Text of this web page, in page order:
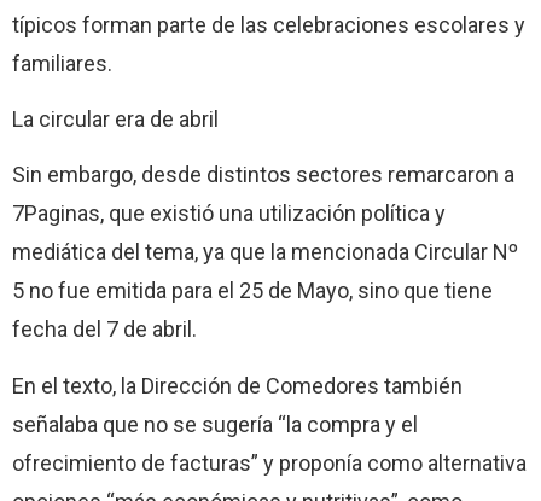
típicos forman parte de las celebraciones escolares y
familiares.
La circular era de abril
Sin embargo, desde distintos sectores remarcaron a
7Paginas, que existió una utilización política y
mediática del tema, ya que la mencionada Circular Nº
5 no fue emitida para el 25 de Mayo, sino que tiene
fecha del 7 de abril.
En el texto, la Dirección de Comedores también
señalaba que no se sugería “la compra y el
ofrecimiento de facturas” y proponía como alternativa